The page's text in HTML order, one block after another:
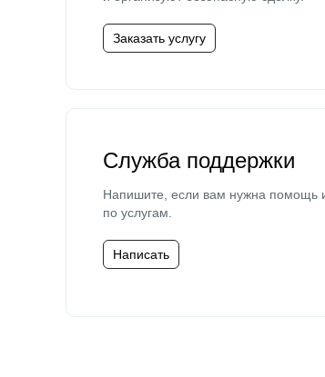
Заказать услугу
Служба поддержки
Напишите, если вам нужна помощь
по услугам.
Написать